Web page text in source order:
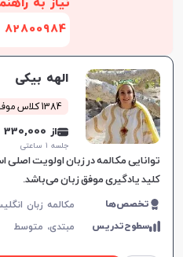
82800984 - 021
الهه بیکی
1384 کلاس موفق
از 330,000 تومان
جلسه ۱ ساعتی
توانایی مکالمه در زبان اولویت اصلی
کلید یادگیری موفق زبان می‌باشد.
تخصص‌ها
سطوح‌تدریس مبتدی، متوسط